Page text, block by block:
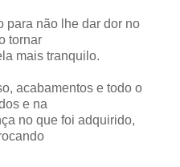
para não lhe dar dor no
tornar
mais tranquilo.
acabamentos e todo o
e na
no que foi adquirido,